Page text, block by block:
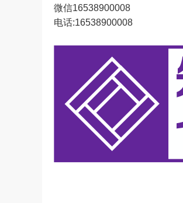
微信16538900008
电话:16538900008